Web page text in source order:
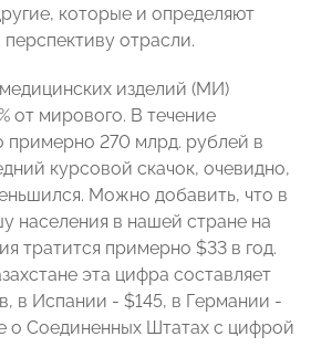
которые и определяют
отрасли.
изделий (МИ)
от мирового. В течение
примерно 270 млрд. рублей в
курсовой скачок, очевидно,
Можно добавить, что в
населения в нашей стране на
тратится примерно $33 в год.
эта цифра составляет
в Испании - $145, в Германии -
о Соединенных Штатах с цифрой